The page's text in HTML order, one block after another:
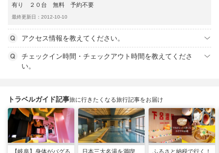
有り ２０台 無料 予約不要
最終更新日：2012-10-10
アクセス情報を教えてください。
チェックイン時間・チェックアウト時間を教えてくださ
い。
トラベルガイド記事旅に行きたくなる旅行記事をお届け
【岐阜】身体がバグる
日本三大名湯を満喫
ふるさと納税で行く！